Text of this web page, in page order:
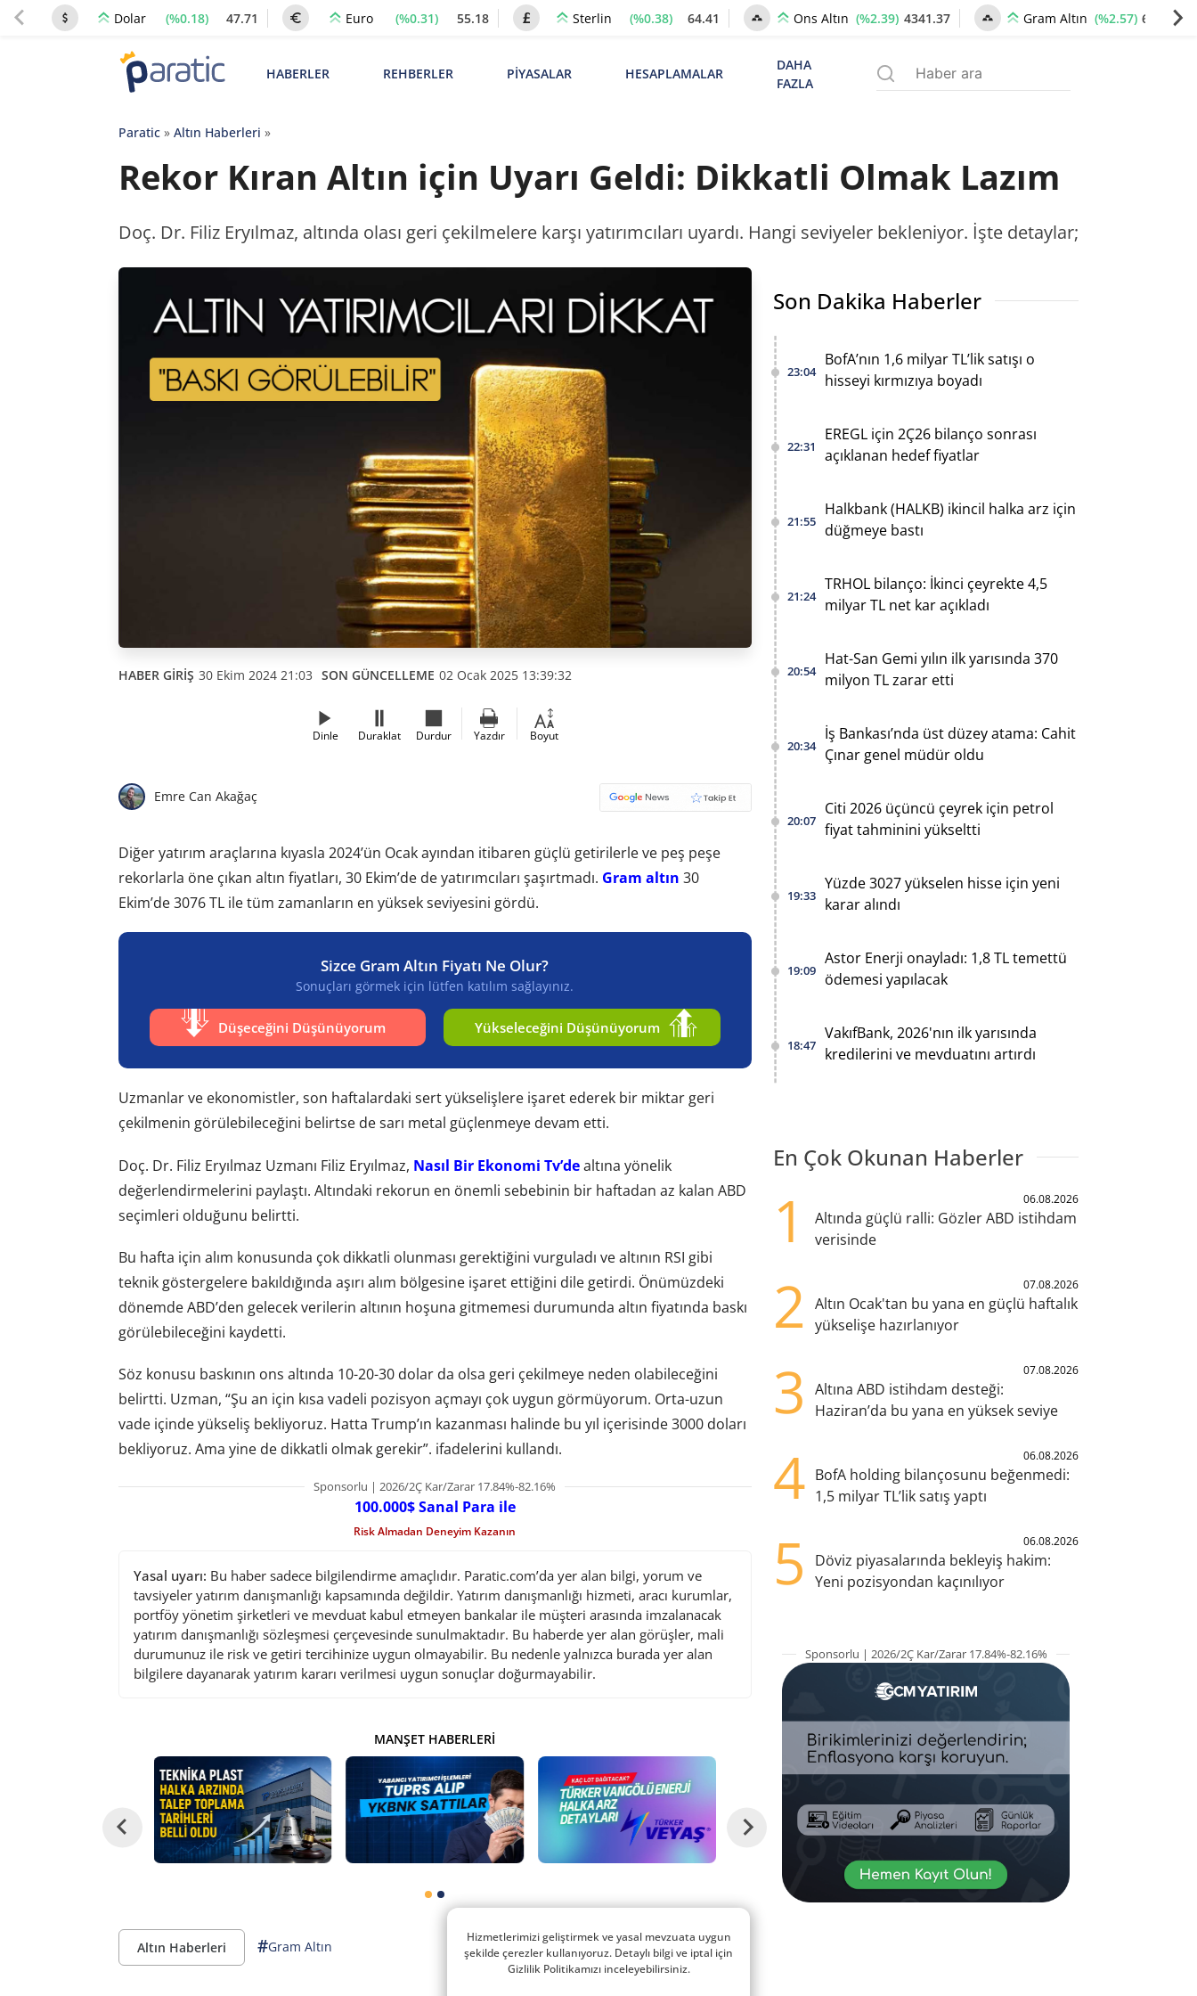
Dolar (%0.18) 47.71 Euro (%0.31) 55.18 Sterlin (%0.38) 64.41 Ons Altın (%2.39) 4341.37 Gram Altın (%2.57) 6659.77
HABERLER REHBERLER PİYASALAR HESAPLAMALAR
DAHA
FAZLA
Paratic» Altın Haberleri »
Rekor Kıran Altın için Uyarı Geldi: Dikkatli Olmak Lazım
Doç. Dr. Filiz Eryılmaz, altında olası geri çekilmelere karşı yatırımcıları uyardı. Hangi seviyeler bekleniyor. İşte detaylar;
HABER GİRİŞ 30 Ekim 2024 21:03 SON GÜNCELLEME 02 Ocak 2025 13:39:32
Dinle Duraklat Durdur Yazdır Boyut
Emre Can Akağaç
Diğer yatırım araçlarına kıyasla 2024’ün Ocak ayından itibaren güçlü getirilerle ve peş peşe
rekorlarla öne çıkan altın fiyatları, 30 Ekim’de de yatırımcıları şaşırtmadı. Gram altın 30
Ekim’de 3076 TL ile tüm zamanların en yüksek seviyesini gördü.
Sizce Gram Altın Fiyatı Ne Olur?
Sonuçları görmek için lütfen katılım sağlayınız.
Düşeceğini Düşünüyorum Yükseleceğini Düşünüyorum
Uzmanlar ve ekonomistler, son haftalardaki sert yükselişlere işaret ederek bir miktar geri
çekilmenin görülebileceğini belirtse de sarı metal güçlenmeye devam etti.
Doç. Dr. Filiz Eryılmaz Uzmanı Filiz Eryılmaz, Nasıl Bir Ekonomi Tv’dealtına yönelik
değerlendirmelerini paylaştı. Altındaki rekorun en önemli sebebinin bir haftadan az kalan ABD
seçimleri olduğunu belirtti.
Bu hafta için alım konusunda çok dikkatli olunması gerektiğini vurguladı ve altının RSI gibi
teknik göstergelere bakıldığında aşırı alım bölgesine işaret ettiğini dile getirdi. Önümüzdeki
dönemde ABD’den gelecek verilerin altının hoşuna gitmemesi durumunda altın fiyatında baskı
görülebileceğini kaydetti.
Söz konusu baskının ons altında 10-20-30 dolar da olsa geri çekilmeye neden olabileceğini
belirtti. Uzman, “Şu an için kısa vadeli pozisyon açmayı çok uygun görmüyorum. Orta-uzun
vade içinde yükseliş bekliyoruz. Hatta Trump’ın kazanması halinde bu yıl içerisinde 3000 doları
bekliyoruz. Ama yine de dikkatli olmak gerekir”. ifadelerini kullandı.
Sponsorlu | 2026/2Ç Kar/Zarar 17.84%-82.16%
100.000$ Sanal Para ile
Risk Almadan Deneyim Kazanın
Yasal uyarı: Bu haber sadece bilgilendirme amaçlıdır. Paratic.com’da yer alan bilgi, yorum ve
tavsiyeler yatırım danışmanlığı kapsamında değildir. Yatırım danışmanlığı hizmeti, aracı kurumlar,
portföy yönetim şirketleri ve mevduat kabul etmeyen bankalar ile müşteri arasında imzalanacak
yatırım danışmanlığı sözleşmesi çerçevesinde sunulmaktadır. Bu haberde yer alan görüşler, mali
durumunuz ile risk ve getiri tercihinize uygun olmayabilir. Bu nedenle yalnızca burada yer alan
bilgilere dayanarak yatırım kararı verilmesi uygun sonuçlar doğurmayabilir.
MANŞET HABERLERI
Altın Haberleri #Gram Altın
Son Dakika Haberler
23:04
BofA’nın 1,6 milyar TL’lik satışı o
hisseyi kırmızıya boyadı
22:31
EREGL için 2Ç26 bilanço sonrası
açıklanan hedef fiyatlar
21:55
Halkbank (HALKB) ikincil halka arz için
düğmeye bastı
21:24
TRHOL bilanço: İkinci çeyrekte 4,5
milyar TL net kar açıkladı
20:54
Hat-San Gemi yılın ilk yarısında 370
milyon TL zarar etti
20:34
İş Bankası’nda üst düzey atama: Cahit
Çınar genel müdür oldu
20:07
Citi 2026 üçüncü çeyrek için petrol
fiyat tahminini yükseltti
19:33
Yüzde 3027 yükselen hisse için yeni
karar alındı
19:09
Astor Enerji onayladı: 1,8 TL temettü
ödemesi yapılacak
18:47
VakıfBank, 2026'nın ilk yarısında
kredilerini ve mevduatını artırdı
En Çok Okunan Haberler
1 06.08.2026
Altında güçlü ralli: Gözler ABD istihdam
verisinde
2 07.08.2026
Altın Ocak'tan bu yana en güçlü haftalık
yükselişe hazırlanıyor
3 07.08.2026
Altına ABD istihdam desteği:
Haziran’da bu yana en yüksek seviye
4 06.08.2026
BofA holding bilançosunu beğenmedi:
1,5 milyar TL’lik satış yaptı
5 06.08.2026
Döviz piyasalarında bekleyiş hakim:
Yeni pozisyondan kaçınılıyor
Sponsorlu | 2026/2Ç Kar/Zarar 17.84%-82.16%
Hizmetlerimizi geliştirmek ve yasal mevzuata uygun
şekilde çerezler kullanıyoruz. Detaylı bilgi ve iptal için
Gizlilik Politikamızı inceleyebilirsiniz.